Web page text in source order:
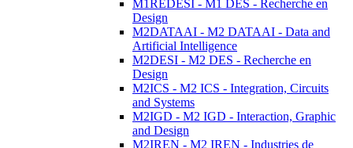
M1REDESI - M1 DES - Recherche en
Design
M2DATAAI - M2 DATAAI - Data and
Artificial Intelligence
M2DESI - M2 DES - Recherche en
Design
M2ICS - M2 ICS - Integration, Circuits
and Systems
M2IGD - M2 IGD - Interaction, Graphic
and Design
M2IREN - M2 IREN - Industries de